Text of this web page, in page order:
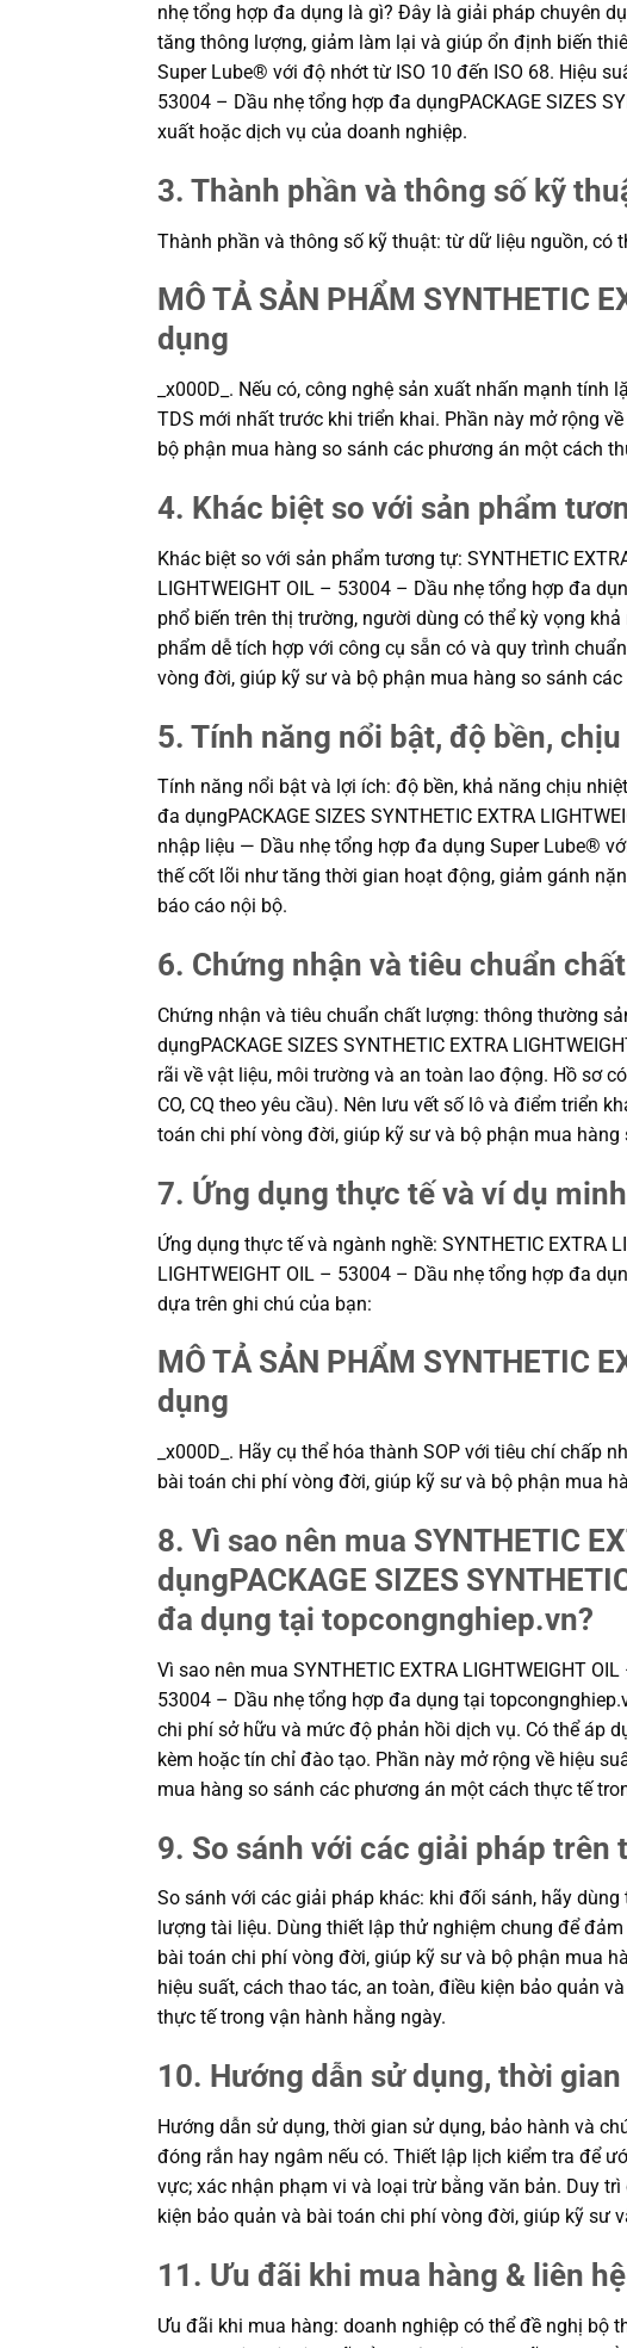
nhẹ tổng hợp đa dụng là gì? Đây là giải pháp chuyên
tăng thông lượng, giảm làm lại và giúp ổn định biến
Super Lube® với độ nhớt từ ISO 10 đến ISO 68. Hiệu
53004 – Dầu nhẹ tổng hợp đa dụngPACKAGE SIZES
xuất hoặc dịch vụ của doanh nghiệp.
3. Thành phần và thông số kỹ
Thành phần và thông số kỹ thuật: từ dữ liệu nguồn, có
MÔ TẢ SẢN PHẨM SYNTHETIC
dụng
_x000D_. Nếu có, công nghệ sản xuất nhấn mạnh
TDS mới nhất trước khi triển khai. Phần này mở rộng
bộ phận mua hàng so sánh các phương án một cách
4. Khác biệt so với sản phẩm
Khác biệt so với sản phẩm tương tự: SYNTHETIC
LIGHTWEIGHT OIL – 53004 – Dầu nhẹ tổng hợp đa
phổ biến trên thị trường, người dùng có thể kỳ vọng
phẩm dễ tích hợp với công cụ sẵn có và quy trình
vòng đời, giúp kỹ sư và bộ phận mua hàng so sánh
5. Tính năng nổi bật, độ bền,
Tính năng nổi bật và lợi ích: độ bền, khả năng chịu
đa dụngPACKAGE SIZES SYNTHETIC EXTRA
nhập liệu — Dầu nhẹ tổng hợp đa dụng Super Lube®
thế cốt lõi như tăng thời gian hoạt động, giảm gánh
báo cáo nội bộ.
6. Chứng nhận và tiêu chuẩn
Chứng nhận và tiêu chuẩn chất lượng: thông thường
dụngPACKAGE SIZES SYNTHETIC EXTRA
rãi về vật liệu, môi trường và an toàn lao động. Hồ sơ
CO, CQ theo yêu cầu). Nên lưu vết số lô và điểm triển
toán chi phí vòng đời, giúp kỹ sư và bộ phận mua
7. Ứng dụng thực tế và ví dụ
Ứng dụng thực tế và ngành nghề: SYNTHETIC EXTRA
LIGHTWEIGHT OIL – 53004 – Dầu nhẹ tổng hợp đa
dựa trên ghi chú của bạn:
MÔ TẢ SẢN PHẨM SYNTHETIC
dụng
_x000D_. Hãy cụ thể hóa thành SOP với tiêu chí chấp
bài toán chi phí vòng đời, giúp kỹ sư và bộ phận mua
8. Vì sao nên mua SYNTHETIC
dụngPACKAGE SIZES
đa dụng tại topcongnghiep.vn?
Vì sao nên mua SYNTHETIC EXTRA LIGHTWEIGHT
53004 – Dầu nhẹ tổng hợp đa dụng tại
chi phí sở hữu và mức độ phản hồi dịch vụ. Có thể áp
kèm hoặc tín chỉ đào tạo. Phần này mở rộng về hiệu
mua hàng so sánh các phương án một cách thực tế
9. So sánh với các giải pháp trên
So sánh với các giải pháp khác: khi đối sánh, hãy
lượng tài liệu. Dùng thiết lập thử nghiệm chung để
bài toán chi phí vòng đời, giúp kỹ sư và bộ phận mua
hiệu suất, cách thao tác, an toàn, điều kiện bảo quản
thực tế trong vận hành hằng ngày.
10. Hướng dẫn sử dụng, thời
Hướng dẫn sử dụng, thời gian sử dụng, bảo hành và
đóng rắn hay ngâm nếu có. Thiết lập lịch kiểm tra để
vực; xác nhận phạm vi và loại trừ bằng văn bản. Duy
kiện bảo quản và bài toán chi phí vòng đời, giúp kỹ sư
11. Ưu đãi khi mua hàng & liên hệ
Ưu đãi khi mua hàng: doanh nghiệp có thể đề nghị bộ